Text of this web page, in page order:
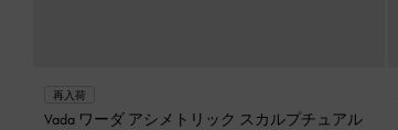
再入荷
Vada ワーダ アシメトリック スカルプチュアル